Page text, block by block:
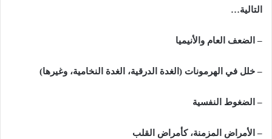
التالية…
– الضعف العام والأنيميا
– خلل في الهرمونات (الغدة الدرقية، الغدة النخامية، وغيرها)
– الضغوط النفسية
– الأمراض المزمنة، كأمراض القلب